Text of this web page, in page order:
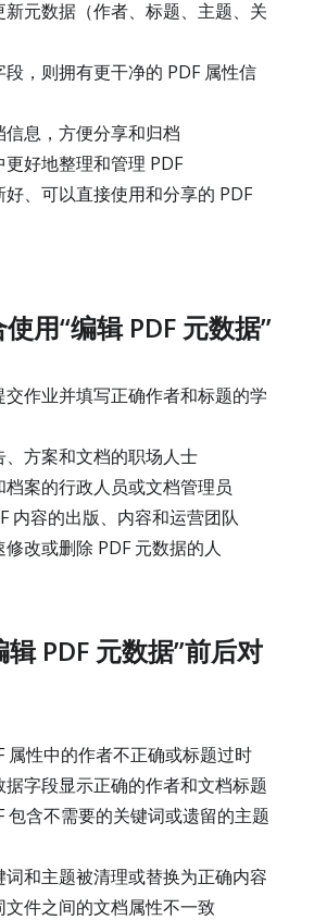
元数据（作者、标题、主题、关
，则拥有更干净的 PDF 属性信
息，方便分享和归档
好地整理和管理 PDF
、可以直接使用和分享的 PDF
用“编辑 PDF 元数据”
交作业并填写正确作者和标题的学
、方案和文档的职场人士
案的行政人员或文档管理员
内容的出版、内容和运营团队
改或删除 PDF 元数据的人
辑 PDF 元数据”前后对
属性中的作者不正确或标题过时
字段显示正确的作者和文档标题
包含不需要的关键词或遗留的主题
和主题被清理或替换为正确内容
文件之间的文档属性不一致